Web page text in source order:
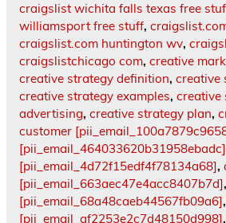
craigslist wichita falls texas free
williamsport free stuff,
craigslist.com huntington wv,
craigslistchicago com, creative
creative strategy definition, creative
creative strategy examples, creative
advertising, creative strategy plan,
customer
[pii_email_464033620b31958ebadc]
[pii_email_4d72f15edf4f78134a68],
[pii_email_663aec47e4acc8407b7d],
[pii_email_68a48caeb44567fb09a6],
[pii_email_af2253e2c7d48150d998],